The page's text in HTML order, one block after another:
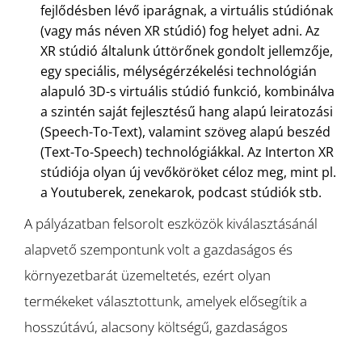
fejlődésben lévő iparágnak, a virtuális stúdiónak
(vagy más néven XR stúdió) fog helyet adni. Az
XR stúdió általunk úttörőnek gondolt jellemzője,
egy speciális, mélységérzékelési technológián
alapuló 3D-s virtuális stúdió funkció, kombinálva
a szintén saját fejlesztésű hang alapú leiratozási
(Speech-To-Text), valamint szöveg alapú beszéd
(Text-To-Speech) technológiákkal. Az Interton XR
stúdiója olyan új vevőköröket céloz meg, mint pl.
a Youtuberek, zenekarok, podcast stúdiók stb.
A pályázatban felsorolt eszközök kiválasztásánál
alapvető szempontunk volt a gazdaságos és
környezetbarát üzemeltetés, ezért olyan
termékeket választottunk, amelyek elősegítik a
hosszútávú, alacsony költségű, gazdaságos